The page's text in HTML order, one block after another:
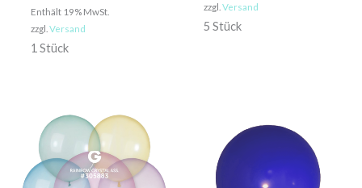
Enthält 19% MwSt.
zzgl. Versand
1 Stück
zzgl. Versand
5 Stück